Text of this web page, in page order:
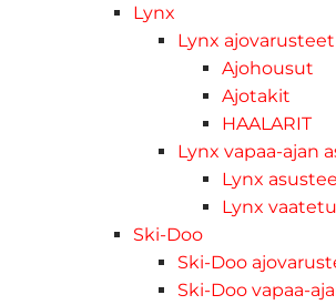
Lynx
Lynx ajovarusteet
Ajohousut
Ajotakit
HAALARIT
Lynx vapaa-ajan
Lynx
Lynx
Ski-Doo
Ski-Doo
Ski-Doo vapaa-